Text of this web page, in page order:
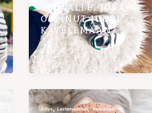
VAUVALLE, JOKA
OPPINUT JUURI
KÄVELEMÄÄN?
4.7.2018
Äitiys,Lastenvaatteet,Vauvavuosi